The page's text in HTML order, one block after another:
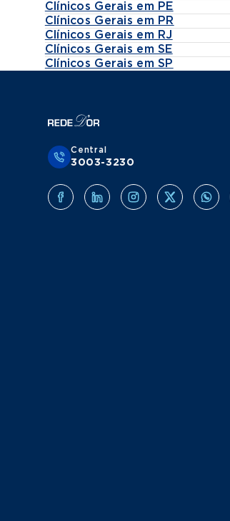
Clínicos Gerais em PE
Clínicos Gerais em PR
Clínicos Gerais em RJ
Clínicos Gerais em SE
Clínicos Gerais em SP
Central
3003-3230